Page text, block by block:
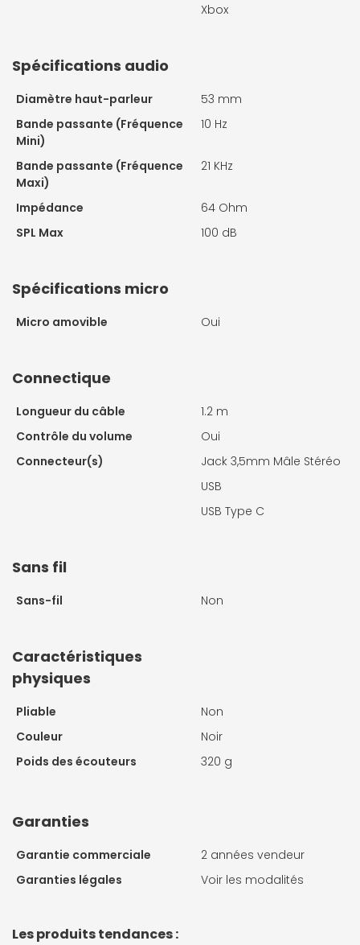
Xbox
Spécifications audio
Diamètre haut-parleur
53 mm
Bande passante (Fréquence
Mini)
10 Hz
Bande passante (Fréquence
Maxi)
21 KHz
Impédance
64 Ohm
SPL Max
100 dB
Spécifications micro
Micro amovible Oui
Connectique
Longueur du câble
1.2 m
Contrôle du volume
Oui
Connecteur(s)
Jack 3,5mm Mâle Stéréo
USB
USB Type C
Sans fil
Sans-fil Non
Caractéristiques
physiques
Pliable
Non
Couleur
Noir
Poids des écouteurs
320 g
Garanties
Garantie commerciale
2 années vendeur
Garanties légales
Voir les modalités
Les produits tendances :